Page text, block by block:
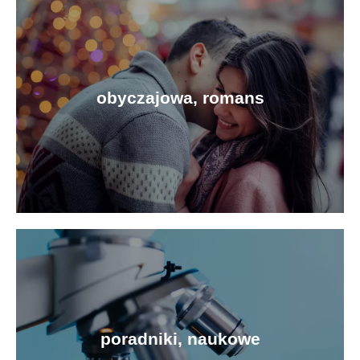
fantastyka, fantasy, sciene
fiction
Gatunek literatury, który przenosi czytelnika
do fantastycznego świata pełnego magii, stworzeń
i przygód, pozwalając mu uciec od codzienności
i doświadczyć niesamowitych przygód.
Zobacz książki
obyczajowa, romans
obyczajowa, romans
Gatunek literatury, który skupia się na relacjach
międzyludzkich, emocjach i życiowych wyzwaniach
bohaterów, często w kontekście miłości i związków.
poradniki, naukowe